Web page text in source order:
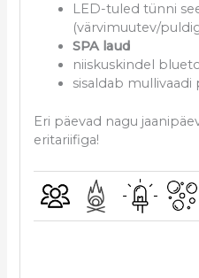
LED-tuled tünni
(värvimuutev/
SPA laud
niiskuskindel
sisaldab mullivaadi
Eri päevad nagu
eritariifiga!